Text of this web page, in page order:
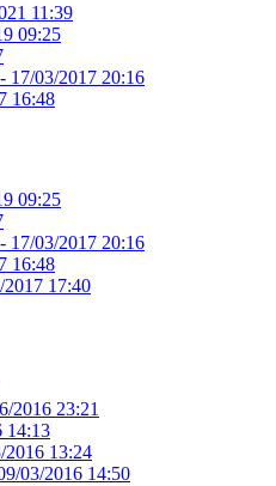
11:39
09:25
17/03/2017 20:16
16:48
09:25
17/03/2017 20:16
16:48
2017 17:40
2016 23:21
14:13
2016 13:24
03/2016 14:50